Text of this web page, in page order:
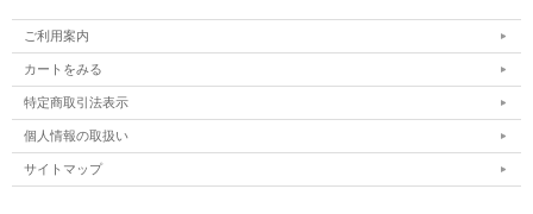
ご利用案内
カートをみる
特定商取引法表示
個人情報の取扱い
サイトマップ